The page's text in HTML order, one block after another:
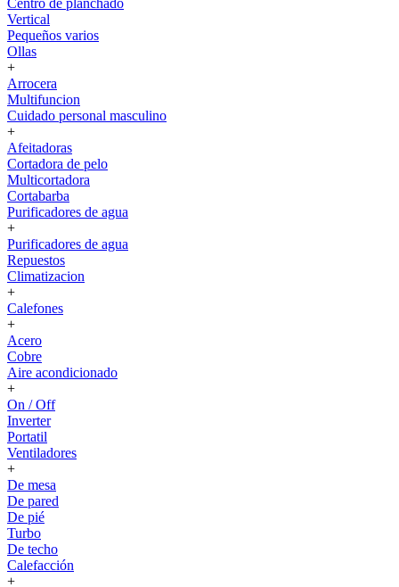
Centro de planchado
Vertical
Pequeños varios
Ollas
+
Arrocera
Multifuncion
Cuidado personal masculino
+
Afeitadoras
Cortadora de pelo
Multicortadora
Cortabarba
Purificadores de agua
+
Purificadores de agua
Repuestos
Climatizacion
+
Calefones
+
Acero
Cobre
Aire acondicionado
+
On / Off
Inverter
Portatil
Ventiladores
+
De mesa
De pared
De pié
Turbo
De techo
Calefacción
+